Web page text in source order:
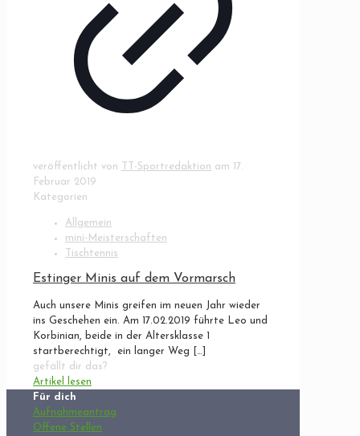
veröffentlicht von TT-Sportredaktion am 17.
Februar 2019
Kategorien
Allgemein
mini-Meisterschaften
Tischtennis
Estinger Minis auf dem Vormarsch
Auch unsere Minis greifen im neuen Jahr wieder
ins Geschehen ein. Am 17.02.2019 führte Leo und
Korbinian, beide in der Altersklasse 1
startberechtigt, ein langer Weg […]
gefällt dir das?
Artikel lesen
Für dich
Aufnahmeantrag
Offene Stellen